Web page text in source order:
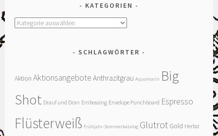
KATEGORIEN
Kategorien
SCHLAGWÖRTER
Aktion Aktionsangebote Anthrazitgrau Aquamarin Big
Shot Drauf und Dran Embossing Envelope Punchboard Espresso
Flüsterweiß Frühjahr-Sommerkatalog Glutrot Gold Herbst